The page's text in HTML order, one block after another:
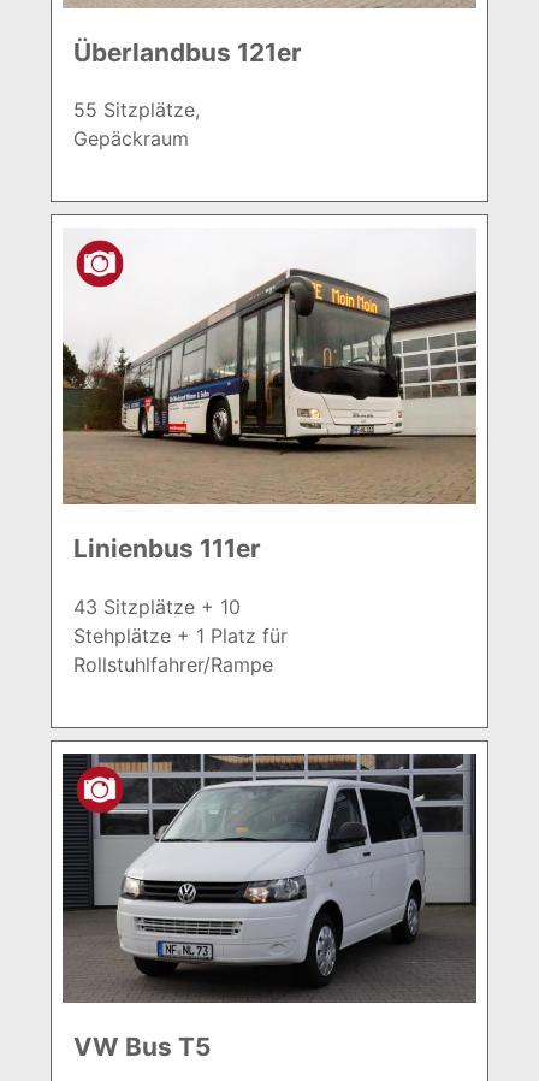
Überlandbus 121er
55 Sitzplätze,
Gepäckraum
Linienbus 111er
43 Sitzplätze + 10
Stehplätze + 1 Platz für
Rollstuhlfahrer/Rampe
VW Bus T5